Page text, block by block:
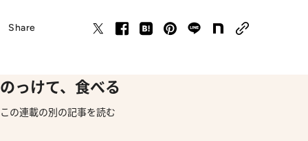
Share
のっけて、食べる
この連載の別の記事を読む